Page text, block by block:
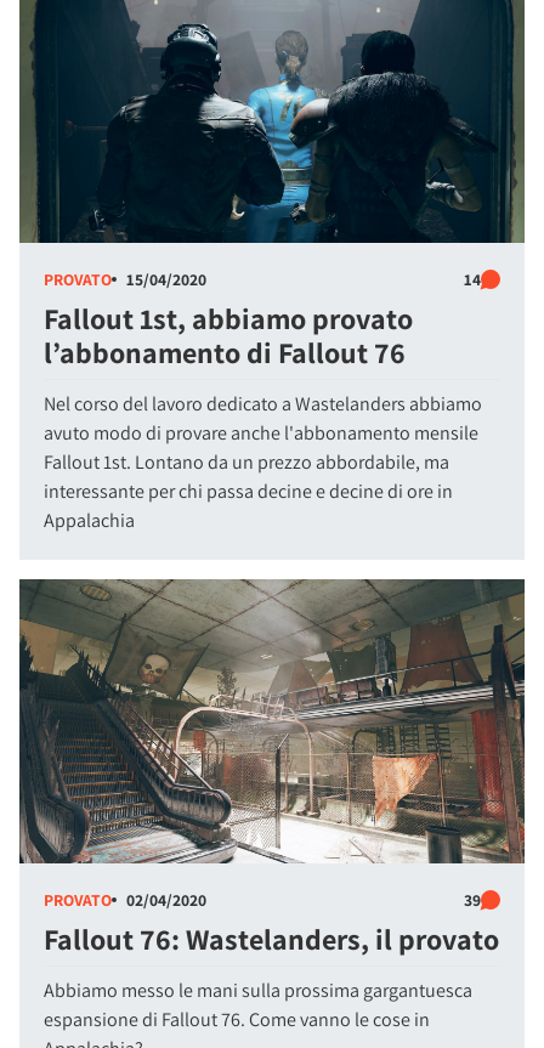
PROVATO 15/04/2020 14
Fallout 1st, abbiamo provato
l’abbonamento di Fallout 76
Nel corso del lavoro dedicato a Wastelanders abbiamo
avuto modo di provare anche l'abbonamento mensile
Fallout 1st. Lontano da un prezzo abbordabile, ma
interessante per chi passa decine e decine di ore in
Appalachia
PROVATO 02/04/2020 39
Fallout 76: Wastelanders, il provato
Abbiamo messo le mani sulla prossima gargantuesca
espansione di Fallout 76. Come vanno le cose in